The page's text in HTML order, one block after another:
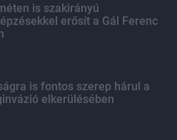
is szakirányú
erősít a Gál Ferenc
is fontos szerep hárul a
elkerülésében